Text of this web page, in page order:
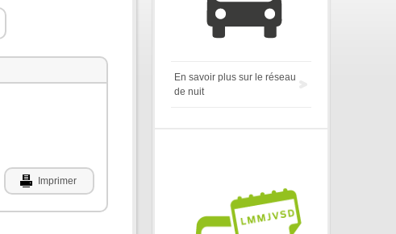
Imprimer
En savoir plus sur le réseau
de nuit